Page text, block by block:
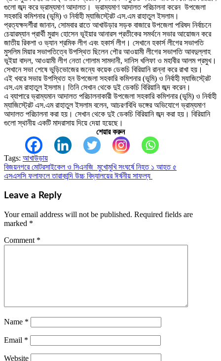
গুলো জব্দ করে ভ্রাম্যমাণ আদালত। ভ্রাম্যমাণ আদালত পরিচালনা করেন উপজেলা
সহকারি কমিশনার (ভূমি) ও নির্বাহী ম্যাজিস্ট্রেট এস.এম রাহাতুল ইসলাম।
প্রত্যক্ষদর্শীরা জানান, সোমবার রাতে আখাউড়ার সড়ক বাজারে উপজেলা পরিষদ নির্বাচনে
চেয়ারম্যান প্রার্থী মুরাদ হোসেন ভূইয়ার আনারস প্রতীকের সমর্থনে সভার আয়োজন করে
জাতীয় রিকশা ও ভ্যান শ্রমিক লীগ এবং হকার্স লীগ। সেখানে হকার্স লীগের সভাপতি
মুসলিম মিয়ার সভাপতিত্বে উপস্থিত ছিলেন পৌর আওয়ামী লীগের সভাপতি আবদুল্লাহ
ভূইয়া বাদল, আওয়ামী লীগ নেতা গোলাম সামদানী, দানিস খলিফা ও মহাবীর আলম প্রমুখ।
সেখানে সভা শেষে ভুড়িভোজের জন্যে কয়েক ডেকচি বিরিয়ানি রান্না করে রাখা হয়।
এই খবরে সভায় উপস্থিত হন উপজেলা সহকারি কমিশনার (ভূমি) ও নির্বাহী ম্যাজিস্ট্রেট
এস.এম রাহাতুল ইসলাম। তিনি সেখান থেকে দুই ডেকচি বিরিয়ানি জব্দ করেন।
এ ব্যাপারে ভ্রাম্যমান আদালত পরিচালনাকারী উপজেলা সহকারি কমিশনার (ভূমি) ও নির্বাহী
ম্যাজিস্ট্রেট এস.এম রাহাতুল ইসলাম বলেন, আচরণবিধি ভঙ্গের অভিযোগে ভ্রাম্যমাণ
আদালত পরিচালনা করা হয়। সেখান থেকে দুই ডেকচি বিরিয়ানি জব্দ করা হয়। বিরিয়ানি
গুলো স্থানীয় একটি মাদরাসায় দিয়ে দেয়া হয়েছে।
শেয়ার করুন
Tags: আখাউড়ায়
Post
navigation
বিজয়নগরে মোটরসাইকেল ও সিএনজি মুখোমুখি সংঘর্ষে নিহত ১ আহত ৫
এসএসসি ফলাফলে তারাকান্দি উচ্চ বিদ্যালয়ের ঈর্ষনীয় সাফল্য
Leave a Reply
Your email address will not be published. Required fields are
marked *
Comment *
Name *
Email *
Website